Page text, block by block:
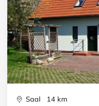
Saal 14 km